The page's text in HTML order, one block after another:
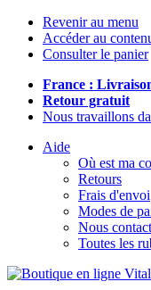
Revenir au menu
Accéder au
Consulter le panier
France :
Retour gratuit
Nous travaillons
Aide
Où est ma
Retours
Frais d'envoi
Modes de
Nous
Toutes les